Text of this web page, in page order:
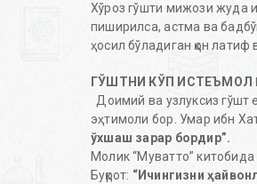
Хўроз гўшти мижози жуда
пиширилса, астма ва
ҳосил бўладиган қон латиф
ГЎШТНИ КЎП
Доимий ва узлуксиз гўшт
эҳтимоли бор. Умар ибн
ўхшаш зарар бордир”.
Молик “Муватто” китобида
Буқрот: “Ичингизни